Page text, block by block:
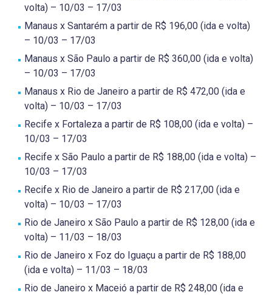
volta) – 10/03 – 17/03
Manaus x Santarém a partir de R$ 196,00 (ida e volta)
– 10/03 – 17/03
Manaus x São Paulo a partir de R$ 360,00 (ida e volta)
– 10/03 – 17/03
Manaus x Rio de Janeiro a partir de R$ 472,00 (ida e
volta) – 10/03 – 17/03
Recife x Fortaleza a partir de R$ 108,00 (ida e volta) –
10/03 – 17/03
Recife x São Paulo a partir de R$ 188,00 (ida e volta) –
10/03 – 17/03
Recife x Rio de Janeiro a partir de R$ 217,00 (ida e
volta) – 10/03 – 17/03
Rio de Janeiro x São Paulo a partir de R$ 128,00 (ida e
volta) – 11/03 – 18/03
Rio de Janeiro x Foz do Iguaçu a partir de R$ 188,00
(ida e volta) – 11/03 – 18/03
Rio de Janeiro x Maceió a partir de R$ 248,00 (ida e